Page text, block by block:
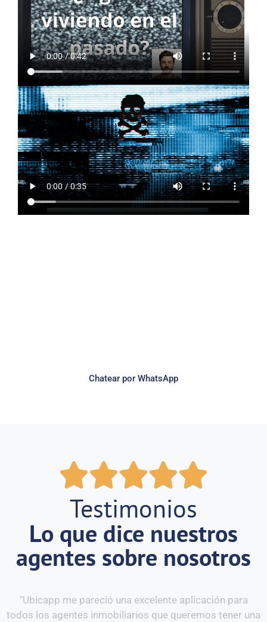
Chatear por WhatsApp
Testimonios
Lo que dice nuestros
agentes sobre nosotros
"Ubicapp me pareció una excelente aplicación para
todos los agentes inmobiliarios que queremos tener una